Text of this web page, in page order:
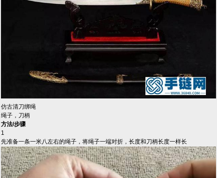
仿古清刀绑绳
绳子，刀柄
方法/步骤
1
先准备一条一米八左右的绳子，将绳子一端对折，长度和刀柄长度一样长